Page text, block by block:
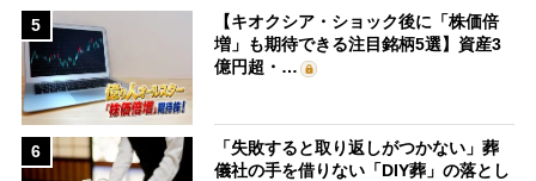
5
【キオクシア・ショック後に「株価倍
増」も期待できる注目銘柄5選】資産3
億円超・…
6
「失敗すると取り返しがつかない」葬
儀社の手を借りない「DIY葬」の落とし